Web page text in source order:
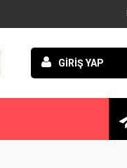
GİRİŞ YAP